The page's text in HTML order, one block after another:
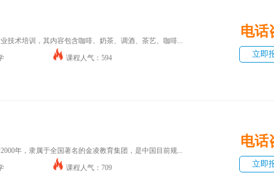
技术培训，其内容包含咖啡、奶茶、调酒、茶艺、咖啡...
课程人气：594
电话
立即
年，隶属于全国著名的金凌教育集团，是中国目前规...
课程人气：709
电话
立即